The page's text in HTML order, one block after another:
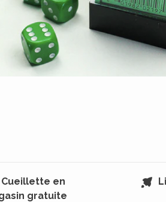
Cueillette en
gratuite